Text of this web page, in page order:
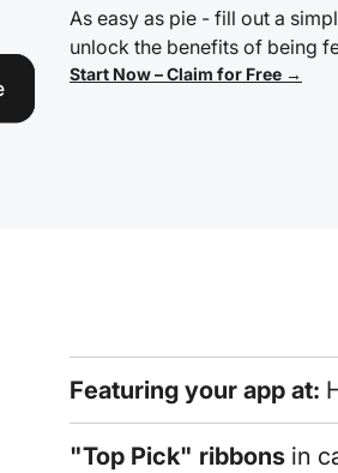
As easy as pie - fill out a
unlock the benefits of being
Start Now – Claim for Free →
Featuring your app at:
"Top Pick" ribbons in